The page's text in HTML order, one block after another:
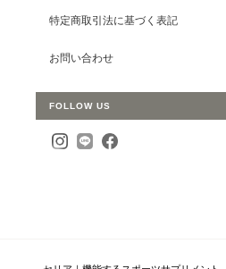
特定商取引法に基づく表記
お問い合わせ
FOLLOW US